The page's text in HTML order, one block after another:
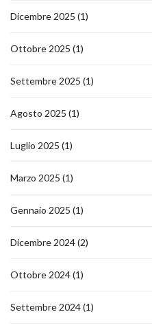
Dicembre 2025 (1)
Ottobre 2025 (1)
Settembre 2025 (1)
Agosto 2025 (1)
Luglio 2025 (1)
Marzo 2025 (1)
Gennaio 2025 (1)
Dicembre 2024(2)
Ottobre 2024(1)
Settembre 2024(1)